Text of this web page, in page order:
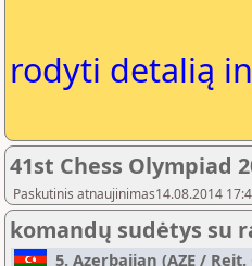
rodyti detalią
41st Chess Olympiad
Paskutinis atnaujinimas14.08.2014
komandų sudėtys su
5. Azerbaijan (AZE /